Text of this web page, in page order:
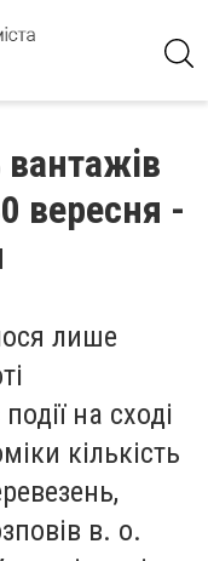
вантажів
вересня -
лише
на сході
кількість
в. о.